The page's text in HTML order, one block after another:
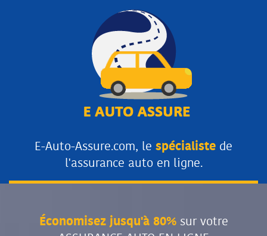
E-Auto-Assure.com, le spécialiste de
l'assurance auto en ligne.
Économisez jusqu'à 80% sur votre